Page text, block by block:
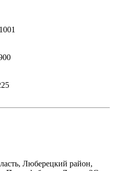
Люберецкий район,